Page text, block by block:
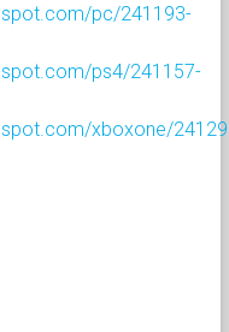
pc/241193-
ps4/241157-
xboxone/